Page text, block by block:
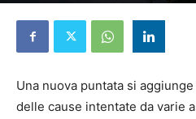
4 Giugno 2026
Una nuova puntata si
delle cause intentate da varie